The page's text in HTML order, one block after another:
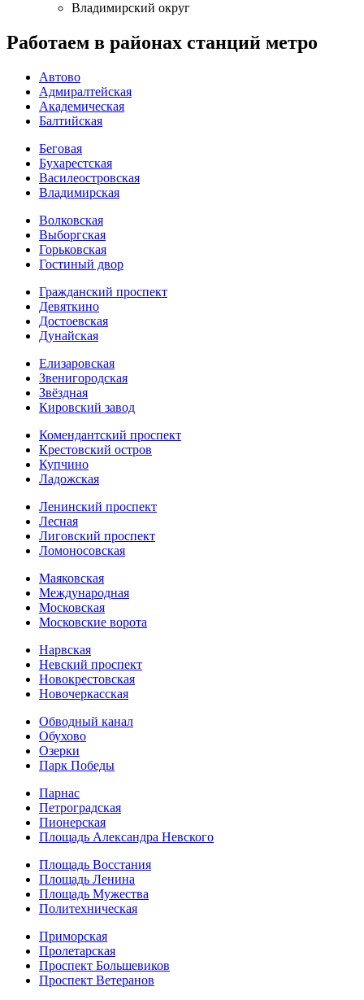
Владимирский округ
Работаем в районах станций метро
Автово
Адмиралтейская
Академическая
Балтийская
Беговая
Бухарестская
Василеостровская
Владимирская
Волковская
Выборгская
Горьковская
Гостиный двор
Гражданский проспект
Девяткино
Достоевская
Дунайская
Елизаровская
Звенигородская
Звёздная
Кировский завод
Комендантский проспект
Крестовский остров
Купчино
Ладожская
Ленинский проспект
Лесная
Лиговский проспект
Ломоносовская
Маяковская
Международная
Московская
Московские ворота
Нарвская
Невский проспект
Новокрестовская
Новочеркасская
Обводный канал
Обухово
Озерки
Парк Победы
Парнас
Петроградская
Пионерская
Площадь Александра Невского
Площадь Восстания
Площадь Ленина
Площадь Мужества
Политехническая
Приморская
Пролетарская
Проспект Большевиков
Проспект Ветеранов